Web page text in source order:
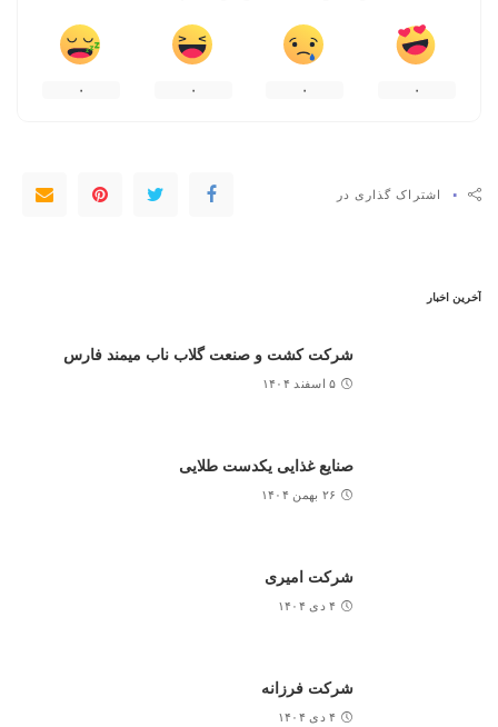
۰ ۰ ۰ ۰
۰ اشتراک گذاری در
آخرین اخبار
شرکت کشت و صنعت گلاب ناب میمند فارس
۵ اسفند ۱۴۰۴
صنایع غذایی یکدست طلایی
۲۶ بهمن ۱۴۰۴
شرکت امیری
۴ دی ۱۴۰۴
شرکت فرزانه
۴ دی ۱۴۰۴